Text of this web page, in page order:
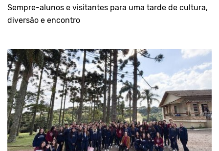
Sempre-alunos e visitantes para uma tarde de cultura,
diversão e encontro